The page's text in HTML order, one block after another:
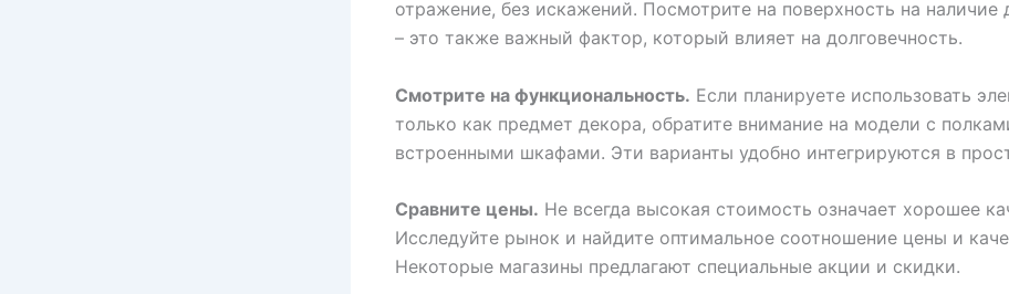
отражение, без искажений. Посмотрите на поверхность на наличие
– это также важный фактор, который влияет на долговечность.
Смотрите на функциональность. Если планируете использовать
только как предмет декора, обратите внимание на модели с
встроенными шкафами. Эти варианты удобно интегрируются в
Сравните цены. Не всегда высокая стоимость означает хорошее
Исследуйте рынок и найдите оптимальное соотношение цены и
Некоторые магазины предлагают специальные акции и скидки.